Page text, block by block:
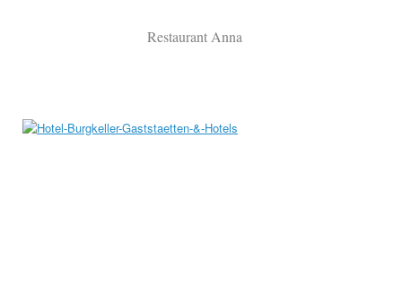
Restaurant Anna